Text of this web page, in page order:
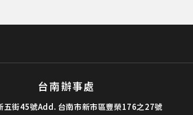
五街45號
台南辦事處
Add. 台南市新市區豐榮176之27號